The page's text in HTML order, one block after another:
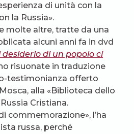
di unità con la
la Russia».
molte altre, tratte da una
alcuni anni fa in dvd
desiderio di un popolo ci
risuonate in traduzione
testimonianza offerto
alla «Biblioteca dello
Cristiana.
commemorazione», l’ha
russa, perché